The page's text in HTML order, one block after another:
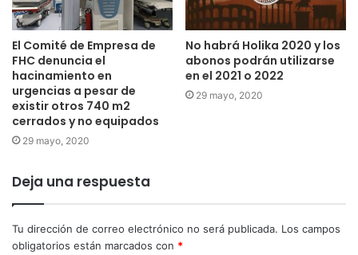
El Comité de Empresa de
FHC denuncia el
hacinamiento en
urgencias a pesar de
existir otros 740 m2
cerrados y no equipados
29 mayo, 2020
No habrá Holika 2020 y los
abonos podrán utilizarse
en el 2021 o 2022
29 mayo, 2020
Deja una respuesta
Tu dirección de correo electrónico no será publicada. Los campos
obligatorios están marcados con *